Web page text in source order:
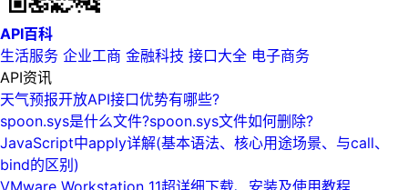
API百科
生活服务 企业工商 金融科技 接口大全 电子商务
API资讯
天气预报开放API接口优势有哪些?
spoon.sys是什么文件?spoon.sys文件如何删除?
JavaScript中apply详解(基本语法、核心用途场景、与call、
bind的区别)
VMware Workstation 11超详细下载、安装及使用教程